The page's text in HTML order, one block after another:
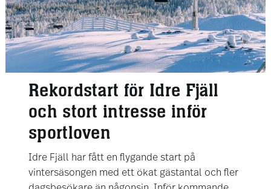
Rekordstart för Idre Fjäll
och stort intresse inför
sportloven
Idre Fjäll har fått en flygande start på
vintersäsongen med ett ökat gästantal och fler